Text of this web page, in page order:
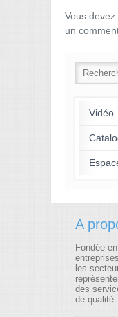
Vous devez
un
Vidéo
A
Fondée
les
des
de qualité.